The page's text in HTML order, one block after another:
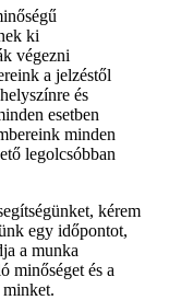
ki
végezni
a jelzéstől
és
esetben
minden
legolcsóbban
kérem
egy időpontot,
a munka
minőséget és a
minket.